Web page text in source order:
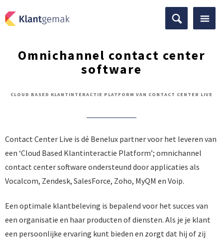
Omnichannel contact center
software
CLOUD BASED KLANTINTERACTIE PLATFORM VAN CONTACT CENTER LIVE
Contact Center Live is dé Benelux partner voor het leveren van
een ‘Cloud Based Klantinteractie Platform’; omnichannel
contact center software ondersteund door applicaties als
Vocalcom, Zendesk, SalesForce, Zoho, MyQM en Voip.
Een optimale klantbeleving is bepalend voor het succes van
een organisatie en haar producten of diensten. Als je je klant
een persoonlijke ervaring kunt bieden en zorgt dat hij of zij